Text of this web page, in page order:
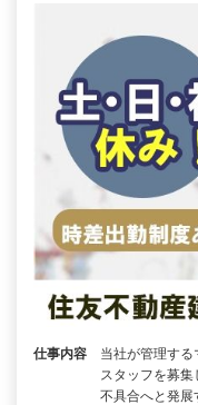
仕事内容
当社が管理す
スタッフを募
不具合へと発展